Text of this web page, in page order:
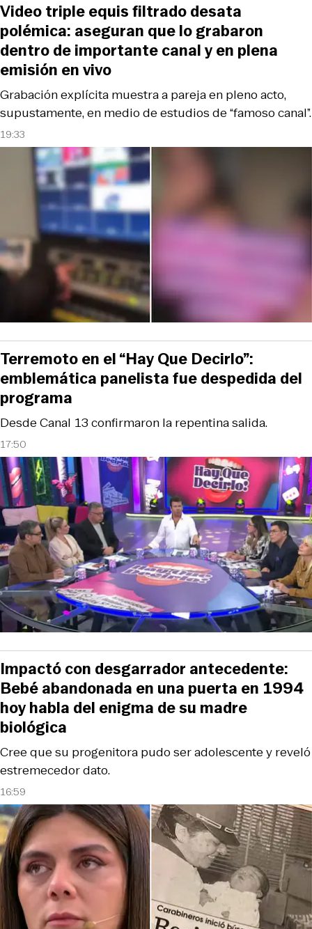
19:33
Grabación explícita muestra a pareja en pleno acto,
supustamente, en medio de estudios de “famoso canal”.
Video triple equis filtrado desata
polémica: aseguran que lo grabaron
dentro de importante canal y en plena
emisión en vivo
17:50
Desde Canal 13 confirmaron la repentina salida.
Terremoto en el “Hay Que Decirlo”:
emblemática panelista fue despedida del
programa
16:59
Cree que su progenitora pudo ser adolescente y reveló
estremecedor dato.
Impactó con desgarrador antecedente:
Bebé abandonada en una puerta en 1994
hoy habla del enigma de su madre
biológica